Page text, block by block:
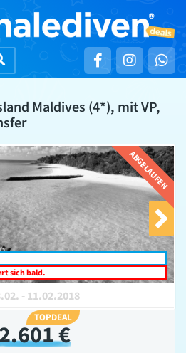
Maldives (4*), mit VP,
ABGELAUFEN
- 11.02.2018
sich bald.
€
TOPDEAL